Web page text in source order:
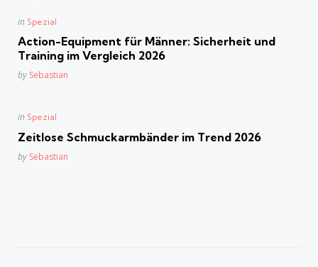
Posted
in Spezial
Action-Equipment für Männer: Sicherheit und
Training im Vergleich 2026
Posted
by Sebastian
Posted
in Spezial
Zeitlose Schmuckarmbänder im Trend 2026
Posted
by Sebastian